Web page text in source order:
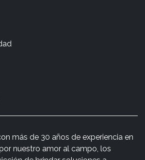
más de 30 años de experiencia en
nuestro amor al campo, los